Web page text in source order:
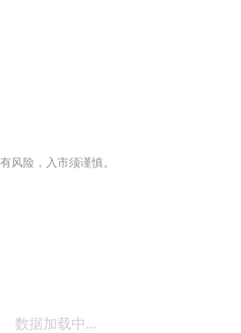
风险，入市须谨慎。
数据加载中...